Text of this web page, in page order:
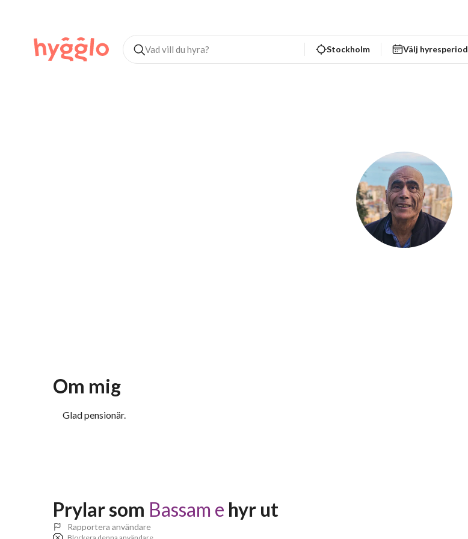
Stockholm Välj hyresperiod
Om mig
Glad pensionär.
Prylar som Bassam e hyr ut
Rapportera användare